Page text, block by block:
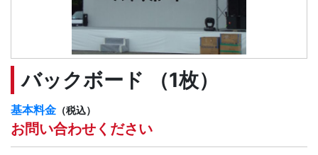
バックボード （1枚）
基本料金 （税込）
お問い合わせください